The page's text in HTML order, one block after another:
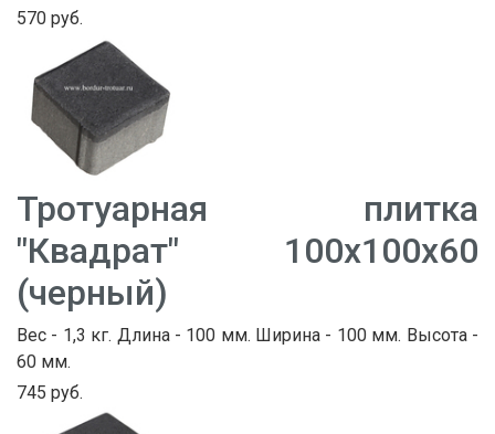
570 руб.
Тротуарная плитка
"Квадрат" 100х100х60
(черный)
Вес - 1,3 кг. Длина - 100 мм. Ширина - 100 мм. Высота -
60 мм.
745 руб.